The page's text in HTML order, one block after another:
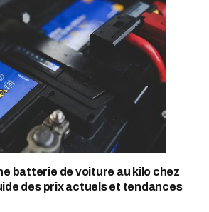
batterie de voiture au kilo chez
des prix actuels et tendances